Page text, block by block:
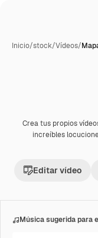
Inicio/stock/Vídeos/
PremiumGenerada
Crea tus propios
increíbles
Editar vídeo
Música sugerida para